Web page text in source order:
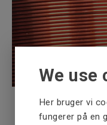
We use
Her bruger vi
fungerer på en